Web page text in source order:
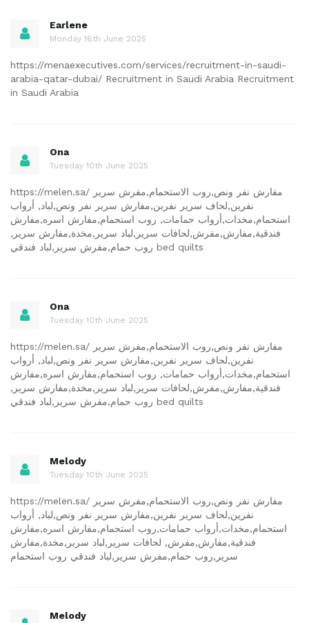
Earlene
Monday 16th June 2025
https://menaexecutives.com/services/recruitment-in-saudi-
arabia-qatar-dubai/ Recruitment in Saudi Arabia Recruitment
in Saudi Arabia
Ona
Tuesday 10th June 2025
https://melen.sa/ مفارش نفر ونص,روب الاستحمام,مفرش سرير
نفرين,لحاف سرير نفرين,مفارش سرير نفر ونص,لباد, أرواب
استحمام,مخدات,أرواب حمامات, روب استحمام,مفارش اسره,مفارش
فندقية,مفارش,مفرش,لحافات سرير,لباد سرير,مخدة,مفارش سرير,
روب حمام,مفرش سرير,لباد فندقي bed quilts
Ona
Tuesday 10th June 2025
https://melen.sa/ مفارش نفر ونص,روب الاستحمام,مفرش سرير
نفرين,لحاف سرير نفرين,مفارش سرير نفر ونص,لباد, أرواب
استحمام,مخدات,أرواب حمامات, روب استحمام,مفارش اسره,مفارش
فندقية,مفارش,مفرش,لحافات سرير,لباد سرير,مخدة,مفارش سرير,
روب حمام,مفرش سرير,لباد فندقي bed quilts
Melody
Tuesday 10th June 2025
https://melen.sa/ مفارش نفر ونص,روب الاستحمام,مفرش سرير
نفرين,لحاف سرير نفرين,مفارش سرير نفر ونص,لباد, أرواب
استحمام,مخدات,أرواب حمامات,روب استحمام,مفارش اسره,مفارش
فندقية,مفارش,مفرش, لحافات سرير,لباد سرير,مخدة,مفارش
سرير,روب حمام,مفرش سرير,لباد فندقي روب استحمام
Melody